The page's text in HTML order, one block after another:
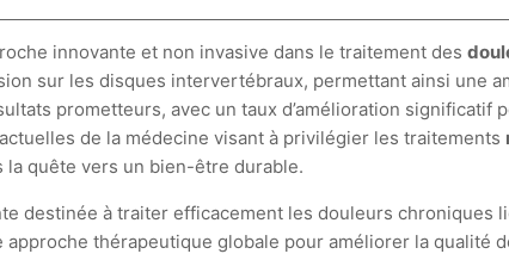
innovante et non invasive dans le traitement des
sur les disques intervertébraux, permettant ainsi une
prometteurs, avec un taux d’amélioration significatif
de la médecine visant à privilégier les traitements
quête vers un bien-être durable.
destinée à traiter efficacement les douleurs
thérapeutique globale pour améliorer la qualité